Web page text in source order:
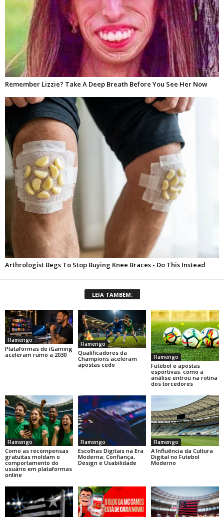
LEIA TAMBÉM:
Flamengo
Plataformas de iGaming
aceleram rumo a 2030
Flamengo
Qualificadores da
Champions aceleram
apostas cedo
Flamengo
Futebol e apostas
esportivas: como a
análise entrou na rotina
dos torcedores
Flamengo
Como as recompensas
gratuitas moldam o
comportamento do
usuário em plataformas
online
Flamengo
Escolhas Digitais na Era
Moderna: Confiança,
Design e Usabilidade
Flamengo
A Influência da Cultura
Digital no Futebol
Moderno